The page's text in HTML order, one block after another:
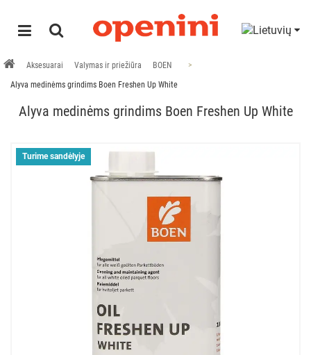
Aksesuarai Valymas ir priežiūra
BOEN
Alyva medinėms grindims Boen Freshen Up White
Alyva medinėms grindims Boen Freshen Up White
Turime sandėlyje